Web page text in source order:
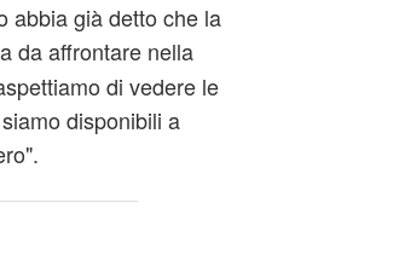
abbia già detto che la
da affrontare nella
di vedere le
disponibili a